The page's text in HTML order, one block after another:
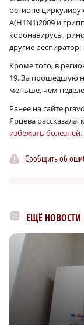
регионе
A(H1N1)2009 и
коронавирусы,
другие
Кроме того, в
19. За прошедшую
меньше, чем
Ранее на сайте
Ярцева рассказала,
избежать болезней.
Сообщить об
ЕЩЁ НОВОСТИ